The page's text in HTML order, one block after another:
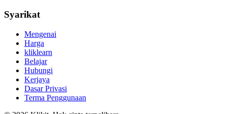
Syarikat
Mengenai
Harga
kliklearn
Belajar
Hubungi
Kerjaya
Dasar Privasi
Terma Penggunaan